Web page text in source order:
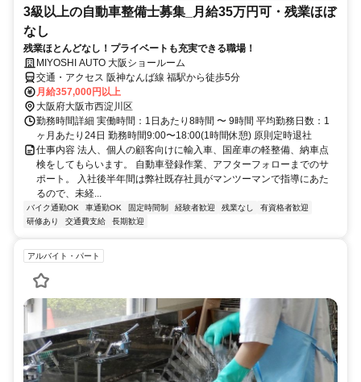
3級以上の自動車整備士募集_月給35万円可・残業ほぼ
なし
残業ほとんどなし！プライベートも充実できる職場！
MIYOSHI AUTO 大阪ショールーム
交通・アクセス 阪神なんば線 福駅から徒歩5分
月給357,000円以上
大阪府大阪市西淀川区
勤務時間詳細 実働時間：1日あたり8時間 〜 9時間 平均勤務日数：1
ヶ月あたり24日 勤務時間9:00〜18:00(1時間休憩) 原則定時退社
仕事内容 法人、個人の顧客向けに輸入車、国産車の軽整備、納車点
検をしてもらいます。 自動車登録作業、アフターフォローまでのサ
ポート。 入社後半年間は弊社既存社員がマンツーマンで指導にあた
るので、未経...
バイク通勤OK 車通勤OK 固定時間制 経験者歓迎 残業なし
有資格者歓迎
研修あり
交通費支給 長期歓迎
アルバイト・パート